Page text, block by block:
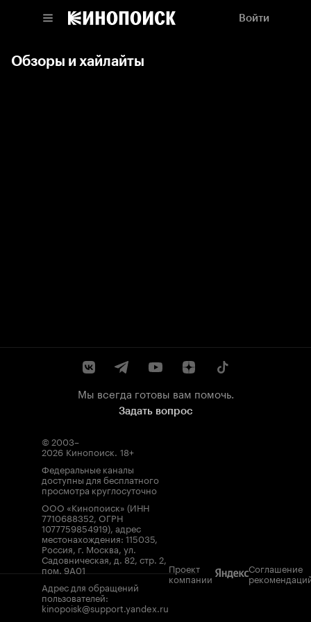
Войти
Обзоры и хайлайты
Мы всегда готовы вам помочь.
Задать вопрос
© 2003–
2026 Кинопоиск. 18+
Федеральные каналы
доступны для бесплатного
просмотра круглосуточно
ООО «Кинопоиск» (ИНН
7710688352, ОГРН
1077759854919), адрес
местонахождения: 115035,
Россия, г. Москва, ул.
Садовническая, д. 82, стр. 2,
пом. 9А01
Адрес для обращений
пользователей:
kinopoisk@support.yandex.ru
Проект
компании
Соглашение